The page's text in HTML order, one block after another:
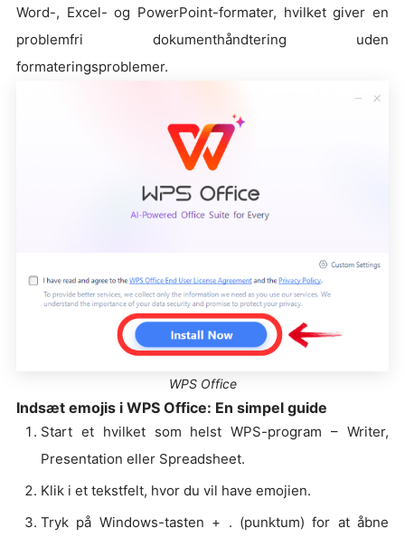
Word-, Excel- og PowerPoint-formater, hvilket giver en
problemfri dokumenthåndtering uden
formateringsproblemer.
WPS Office
Indsæt emojis i WPS Office: En simpel guide
Start et hvilket som helst WPS-program – Writer,
Presentation eller Spreadsheet.
Klik i et tekstfelt, hvor du vil have emojien.
Tryk på Windows-tasten + . (punktum) for at åbne